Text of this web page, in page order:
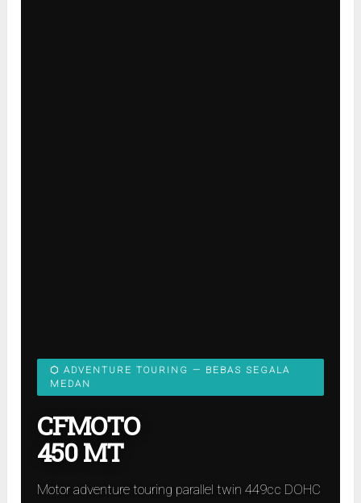
⬡ ADVENTURE TOURING — BEBAS SEGALA
MEDAN
CFMOTO
450 MT
Motor adventure touring parallel twin 449cc DOHC